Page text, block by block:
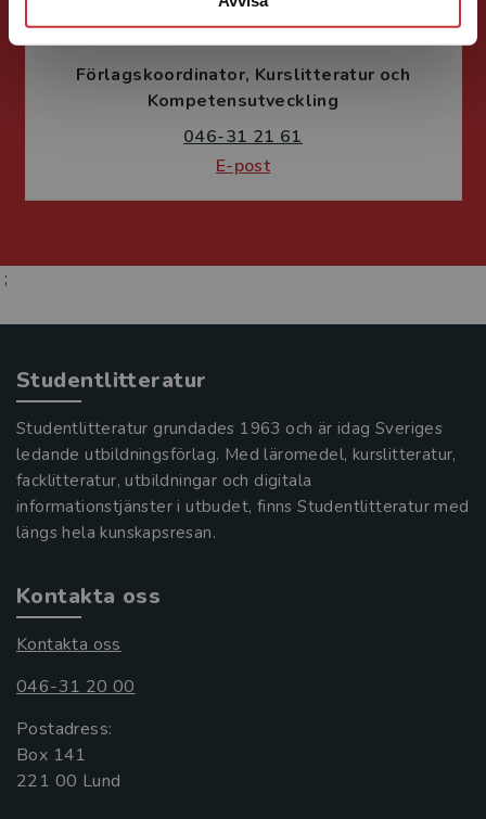
Susanne Borg-Törn
Förlagskoordinator Kurslitteratur och
Kompetensutveckling
046-31 21 61
E-post
;
Studentlitteratur
Studentlitteratur grundades 1963 och är idag Sveriges
ledande utbildningsförlag. Med läromedel, kurslitteratur,
facklitteratur, utbildningar och digitala
informationstjänster i utbudet, finns Studentlitteratur med
längs hela kunskapsresan.
Kontakta oss
Kontakta oss
046-31 20 00
Postadress:
Box 141
221 00 Lund